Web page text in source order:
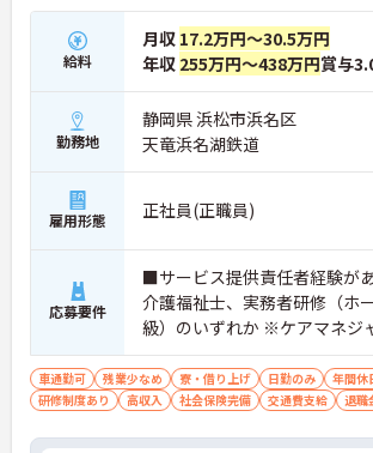
給料
月収 17.2万円～30.5万円
年収 255万円～438万円賞与
勤務地
静岡県 浜松市浜名区
天竜浜名湖鉄道
雇用形態 正社員(正職員)
応募要件
■サービス提供責任者経験が
介護福祉士、実務者研修（ホ
級）のいずれか ※ケアマネジ
験あれば尚可 ■普通自動車運
定可）
車通勤可 残業少なめ 寮・借り上げ 日勤のみ
年間休
研修制度あり
高収入 社会保険完備 交通費支給 退職